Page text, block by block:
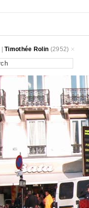
|Timothée Rolin (2952)